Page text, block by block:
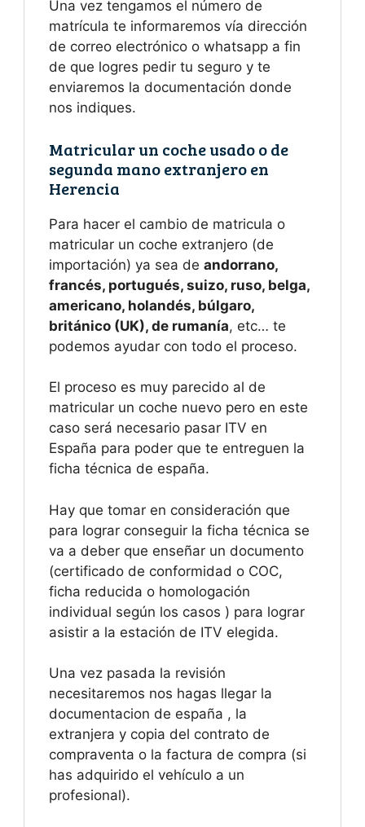
Una vez tengamos el número de
matrícula te informaremos vía dirección
de correo electrónico o whatsapp a fin
de que logres pedir tu seguro y te
enviaremos la documentación donde
nos indiques.
Matricular un coche usado o de
segunda mano extranjero en
Herencia
Para hacer el cambio de matricula o
matricular un coche extranjero (de
importación) ya sea de andorrano,
francés, portugués, suizo, ruso, belga,
americano, holandés, búlgaro,
británico (UK), de rumanía, etc… te
podemos ayudar con todo el proceso.
El proceso es muy parecido al de
matricular un coche nuevo pero en este
caso será necesario pasar ITV en
España para poder que te entreguen la
ficha técnica de españa.
Hay que tomar en consideración que
para lograr conseguir la ficha técnica se
va a deber que enseñar un documento
(certificado de conformidad o COC,
ficha reducida o homologación
individual según los casos ) para lograr
asistir a la estación de ITV elegida.
Una vez pasada la revisión
necesitaremos nos hagas llegar la
documentacion de españa , la
extranjera y copia del contrato de
compraventa o la factura de compra (si
has adquirido el vehículo a un
profesional).